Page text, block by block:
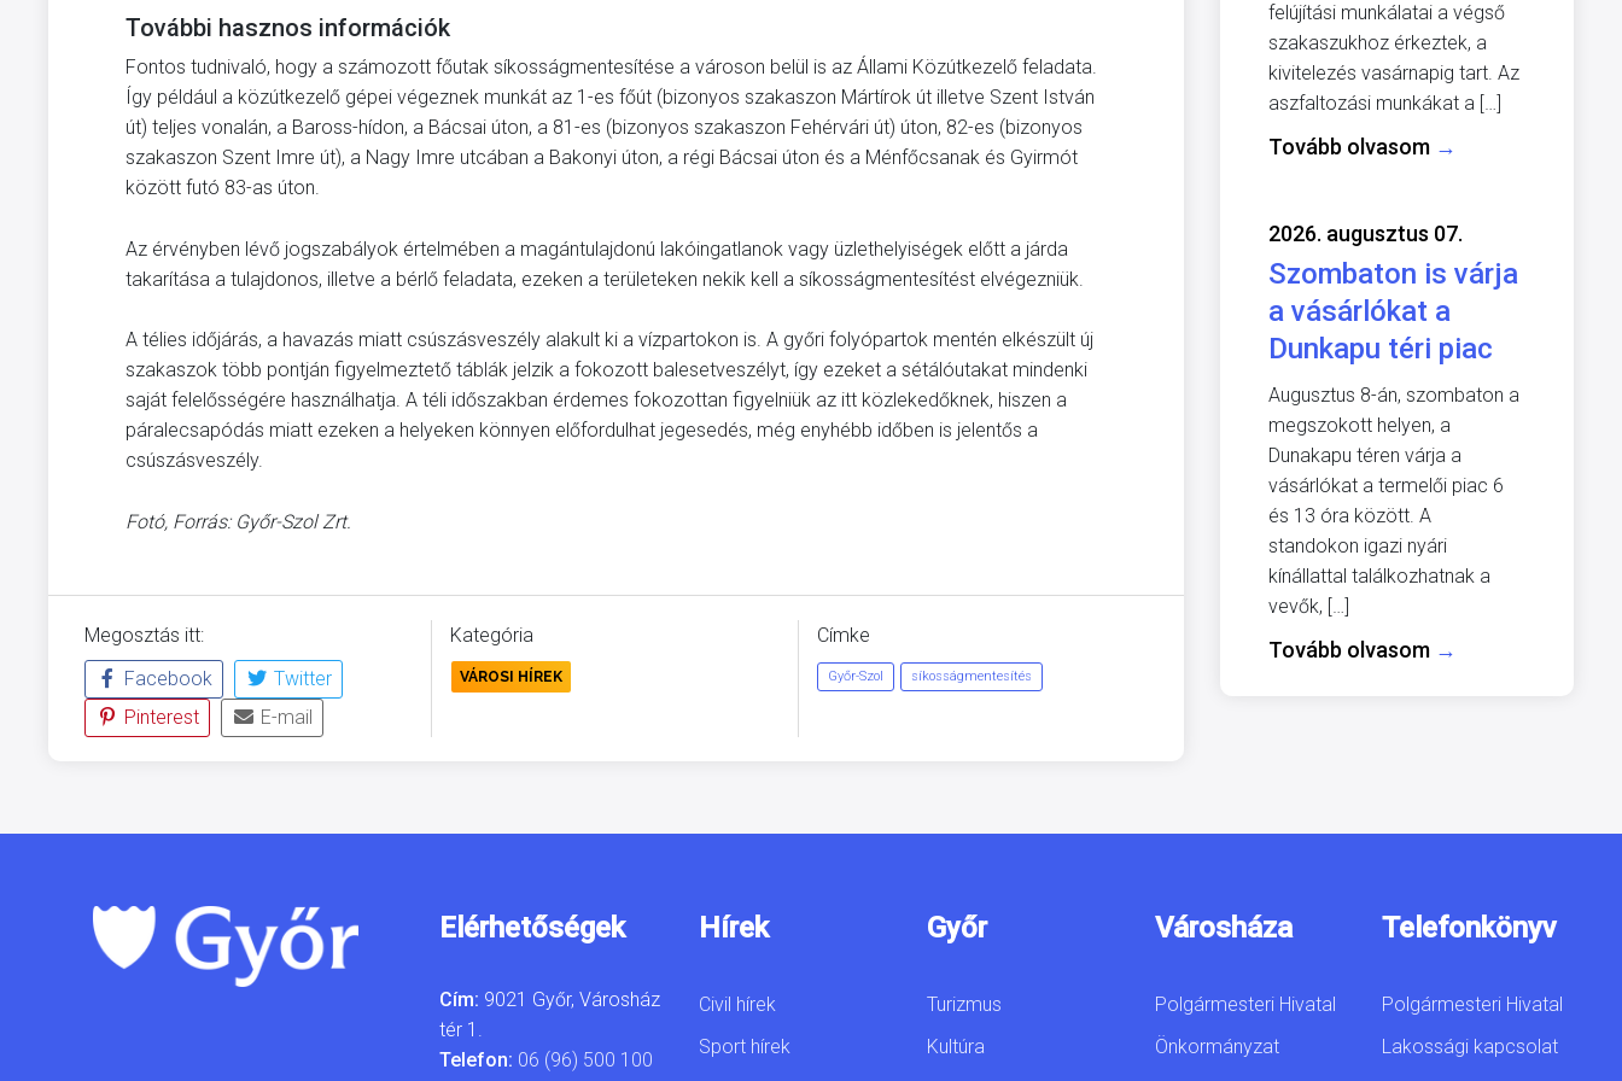
További hasznos információk
Fontos tudnivaló, hogy a számozott főutak síkosságmentesítése a városon belül is az Állami Közútkezelő feladata.
Így például a közútkezelő gépei végeznek munkát az 1-es főút (bizonyos szakaszon Mártírok út illetve Szent István
út) teljes vonalán, a Baross-hídon, a Bácsai úton, a 81-es (bizonyos szakaszon Fehérvári út) úton, 82-es (bizonyos
szakaszon Szent Imre út), a Nagy Imre utcában a Bakonyi úton, a régi Bácsai úton és a Ménfőcsanak és Gyirmót
között futó 83-as úton.
Az érvényben lévő jogszabályok értelmében a magántulajdonú lakóingatlanok vagy üzlethelyiségek előtt a járda
takarítása a tulajdonos, illetve a bérlő feladata, ezeken a területeken nekik kell a síkosságmentesítést elvégezniük.
A télies időjárás, a havazás miatt csúszásveszély alakult ki a vízpartokon is. A győri folyópartok mentén elkészült új
szakaszok több pontján figyelmeztető táblák jelzik a fokozott balesetveszélyt, így ezeket a sétálóutakat mindenki
saját felelősségére használhatja. A téli időszakban érdemes fokozottan figyelniük az itt közlekedőknek, hiszen a
páralecsapódás miatt ezeken a helyeken könnyen előfordulhat jegesedés, még enyhébb időben is jelentős a
csúszásveszély.
Fotó, Forrás: Győr-Szol Zrt.
Megosztás itt:
Facebook
Twitter
Pinterest
E-mail
Kategória
VÁROSI HÍREK
Címke
Győr-Szol síkosságmentesítés
felújítási munkálatai a végső
szakaszukhoz érkeztek, a
kivitelezés vasárnapig tart. Az
aszfaltozási munkákat a […]
Tovább olvasom →
2026. augusztus 07.
Szombaton is várja
a vásárlókat a
Dunkapu téri piac
Augusztus 8-án, szombaton a
megszokott helyen, a
Dunakapu téren várja a
vásárlókat a termelői piac 6
és 13 óra között. A
standokon igazi nyári
kínállattal találkozhatnak a
vevők, […]
Tovább olvasom →
Elérhetőségek
Cím: 9021 Győr, Városház
tér 1.
Telefon: 06 (96) 500 100
Hírek
Civil hírek
Sport hírek
Győr
Turizmus
Kultúra
Városháza
Polgármesteri Hivatal
Önkormányzat
Telefonkönyv
Polgármesteri Hivatal
Lakossági kapcsolat